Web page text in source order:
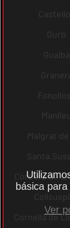
Gurb
Gualba
Manlleu
Malgrat
Santa
Corbera de
Cornellà de
básica
Ver